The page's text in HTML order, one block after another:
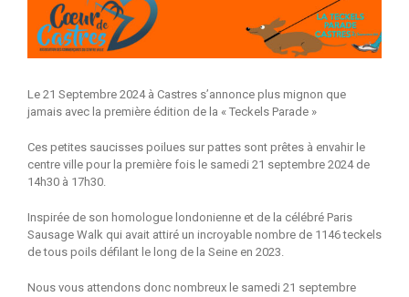
Le 21 Septembre 2024 à Castres s’annonce plus mignon que
jamais avec la première édition de la « Teckels Parade »
Ces petites saucisses poilues sur pattes sont prêtes à envahir le
centre ville pour la première fois le samedi 21 septembre 2024 de
14h30 à 17h30.
Inspirée de son homologue londonienne et de la célébré Paris
Sausage Walk qui avait attiré un incroyable nombre de 1146 teckels
de tous poils défilant le long de la Seine en 2023.
Nous vous attendons donc nombreux le samedi 21 septembre